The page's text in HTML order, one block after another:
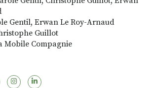
Gentil, Erwan Le Roy-Arnaud
Guillot
Mobile Compagnie